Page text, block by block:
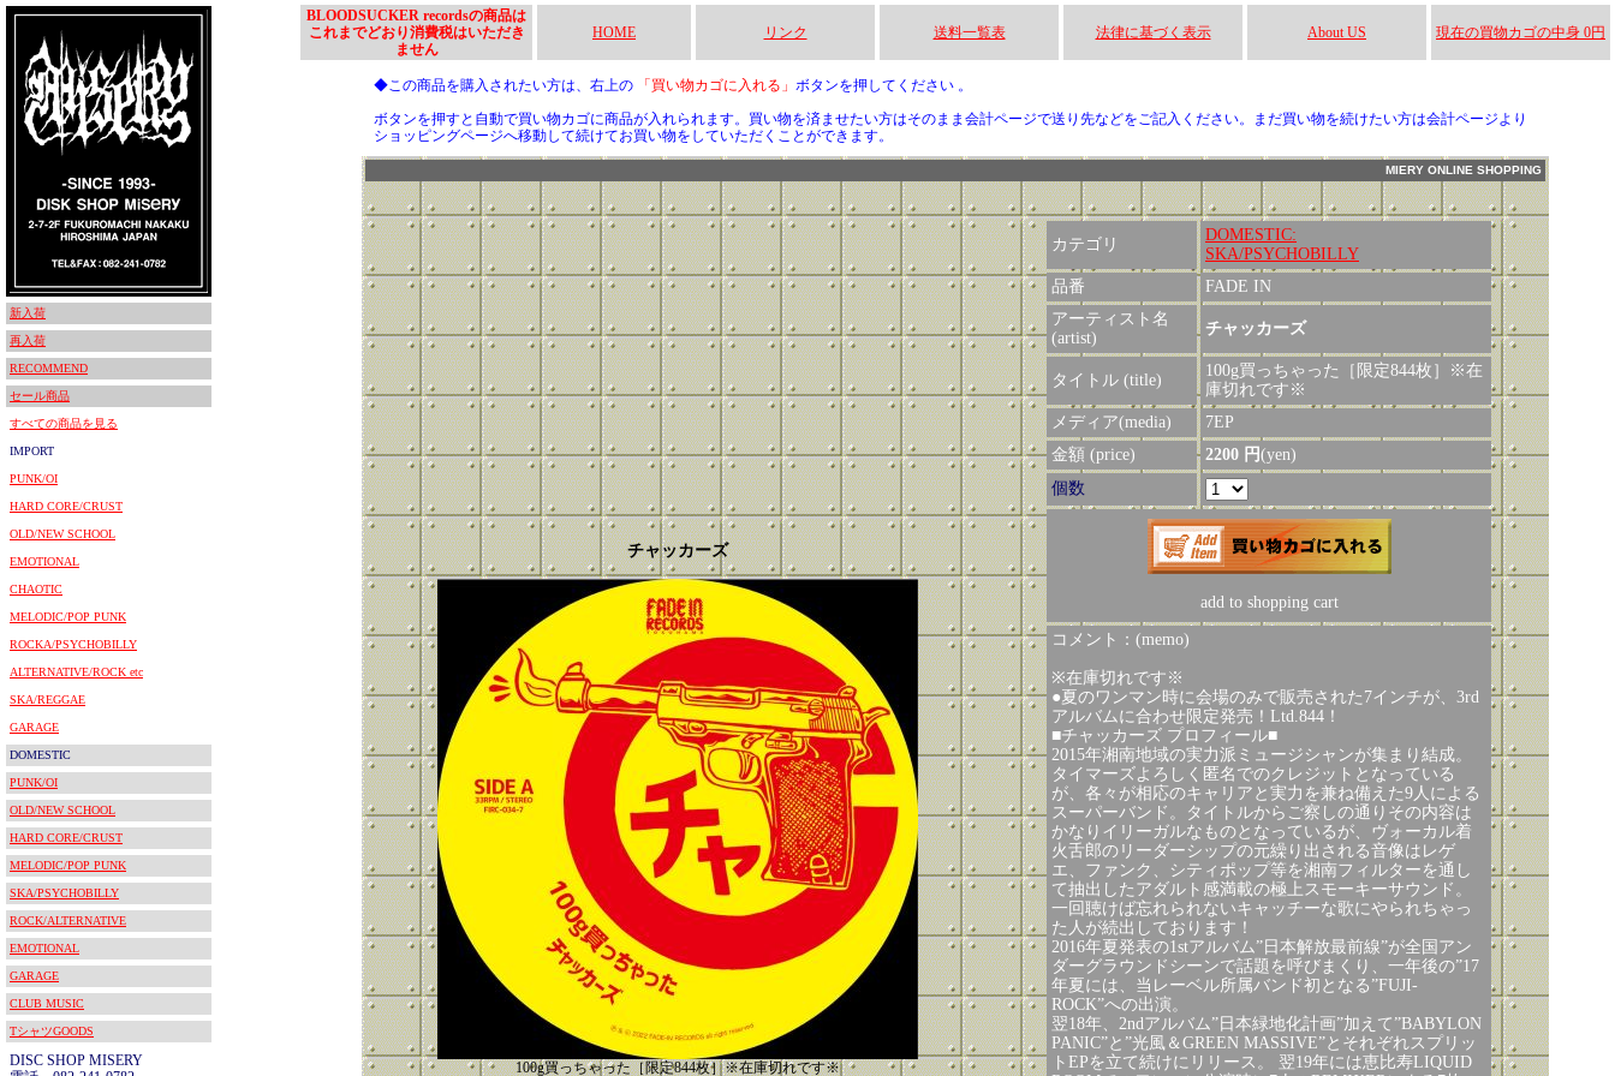
新入荷
再入荷
RECOMMEND
セール商品
すべての商品を見る
IMPORT
PUNK/OI
HARD CORE/CRUST
OLD/NEW SCHOOL
EMOTIONAL
CHAOTIC
MELODIC/POP PUNK
ROCKA/PSYCHOBILLY
ALTERNATIVE/ROCK etc
SKA/REGGAE
GARAGE
DOMESTIC
PUNK/OI
OLD/NEW SCHOOL
HARD CORE/CRUST
MELODIC/POP PUNK
SKA/PSYCHOBILLY
ROCK/ALTERNATIVE
EMOTIONAL
GARAGE
CLUB MUSIC
TシャツGOODS
DISC SHOP MISERY
BLOODSUCKER recordsの商品は
これまでどおり消費税はいただき
ません
HOME リンク 送料一覧表 法律に基づく表示 About US 現在の買物カゴの中身 0円
◆この商品を購入されたい方は、右上の 「買い物カゴに入れる」 ボタンを押してください 。
ボタンを押すと自動で買い物カゴに商品が入れられます。買い物を済ませたい方はそのまま会計ページで送り先などをご記入ください。まだ買い物を続けたい方は会計ページより
ショッピングページへ移動して続けてお買い物をしていただくことができます。
MIERY ONLINE SHOPPING
チャッカーズ
100g買っちゃった［限定844枚］※在庫切れです※
カテゴリ
DOMESTIC:
SKA/PSYCHOBILLY
品番
FADE IN
アーティスト名
(artist)
チャッカーズ
タイトル (title)
100g買っちゃった［限定844枚］※在
庫切れです※
メディア(media)
7EP
金額 (price)
2200 円(yen)
個数
add to shopping cart
コメント：(memo)
※在庫切れです※
●夏のワンマン時に会場のみで販売された7インチが、3rd
アルバムに合わせ限定発売！Ltd.844！
■チャッカーズ プロフィール■
2015年湘南地域の実力派ミュージシャンが集まり結成。
タイマーズよろしく匿名でのクレジットとなっている
が、各々が相応のキャリアと実力を兼ね備えた9人による
スーパーバンド。タイトルからご察しの通りその内容は
かなりイリーガルなものとなっているが、ヴォーカル着
火舌郎のリーダーシップの元繰り出される音像はレゲ
エ、ファンク、シティポップ等を湘南フィルターを通し
て抽出したアダルト感満載の極上スモーキーサウンド。
一回聴けば忘れられないキャッチーな歌にやられちゃっ
た人が続出しております！
2016年夏発表の1stアルバム”日本解放最前線”が全国アン
ダーグラウンドシーンで話題を呼びまくり、一年後の”17
年夏には、当レーベル所属バンド初となる”FUJI-
ROCK”への出演。
翌18年、2ndアルバム”日本緑地化計画”加えて”BABYLON
PANIC”と”光風＆GREEN MASSIVE”とそれぞれスプリッ
トEPを立て続けにリリース。 翌19年には恵比寿LIQUID